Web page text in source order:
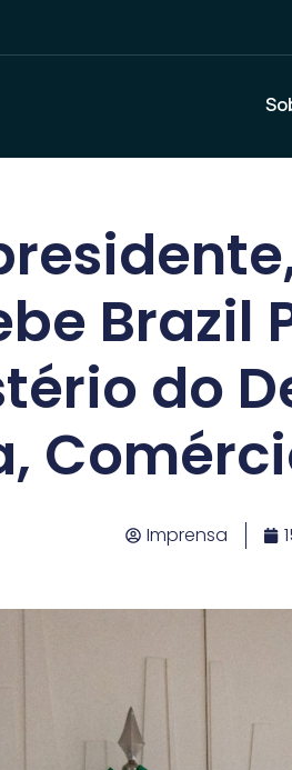
Brazil
do
Imprensa